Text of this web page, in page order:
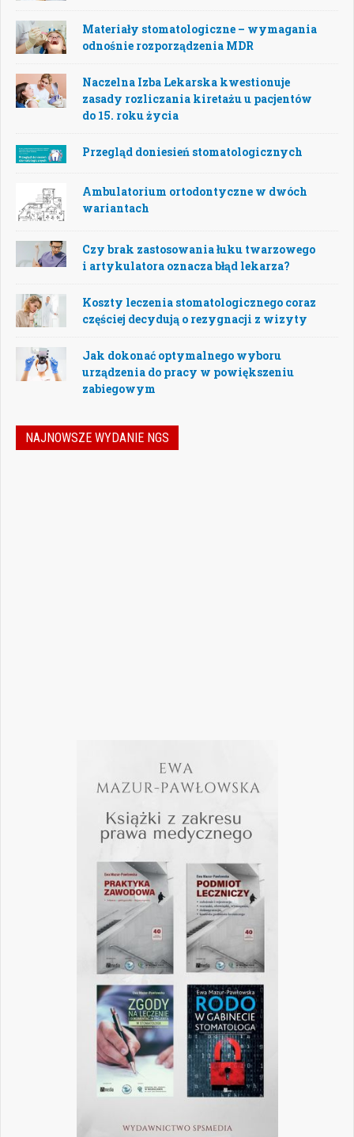
Materiały stomatologiczne – wymagania
odnośnie rozporządzenia MDR
Naczelna Izba Lekarska kwestionuje
zasady rozliczania kiretażu u pacjentów
do 15. roku życia
Przegląd doniesień stomatologicznych
Ambulatorium ortodontyczne w dwóch
wariantach
Czy brak zastosowania łuku twarzowego
i artykulatora oznacza błąd lekarza?
Koszty leczenia stomatologicznego coraz
częściej decydują o rezygnacji z wizyty
Jak dokonać optymalnego wyboru
urządzenia do pracy w powiększeniu
zabiegowym
NAJNOWSZE WYDANIE NGS